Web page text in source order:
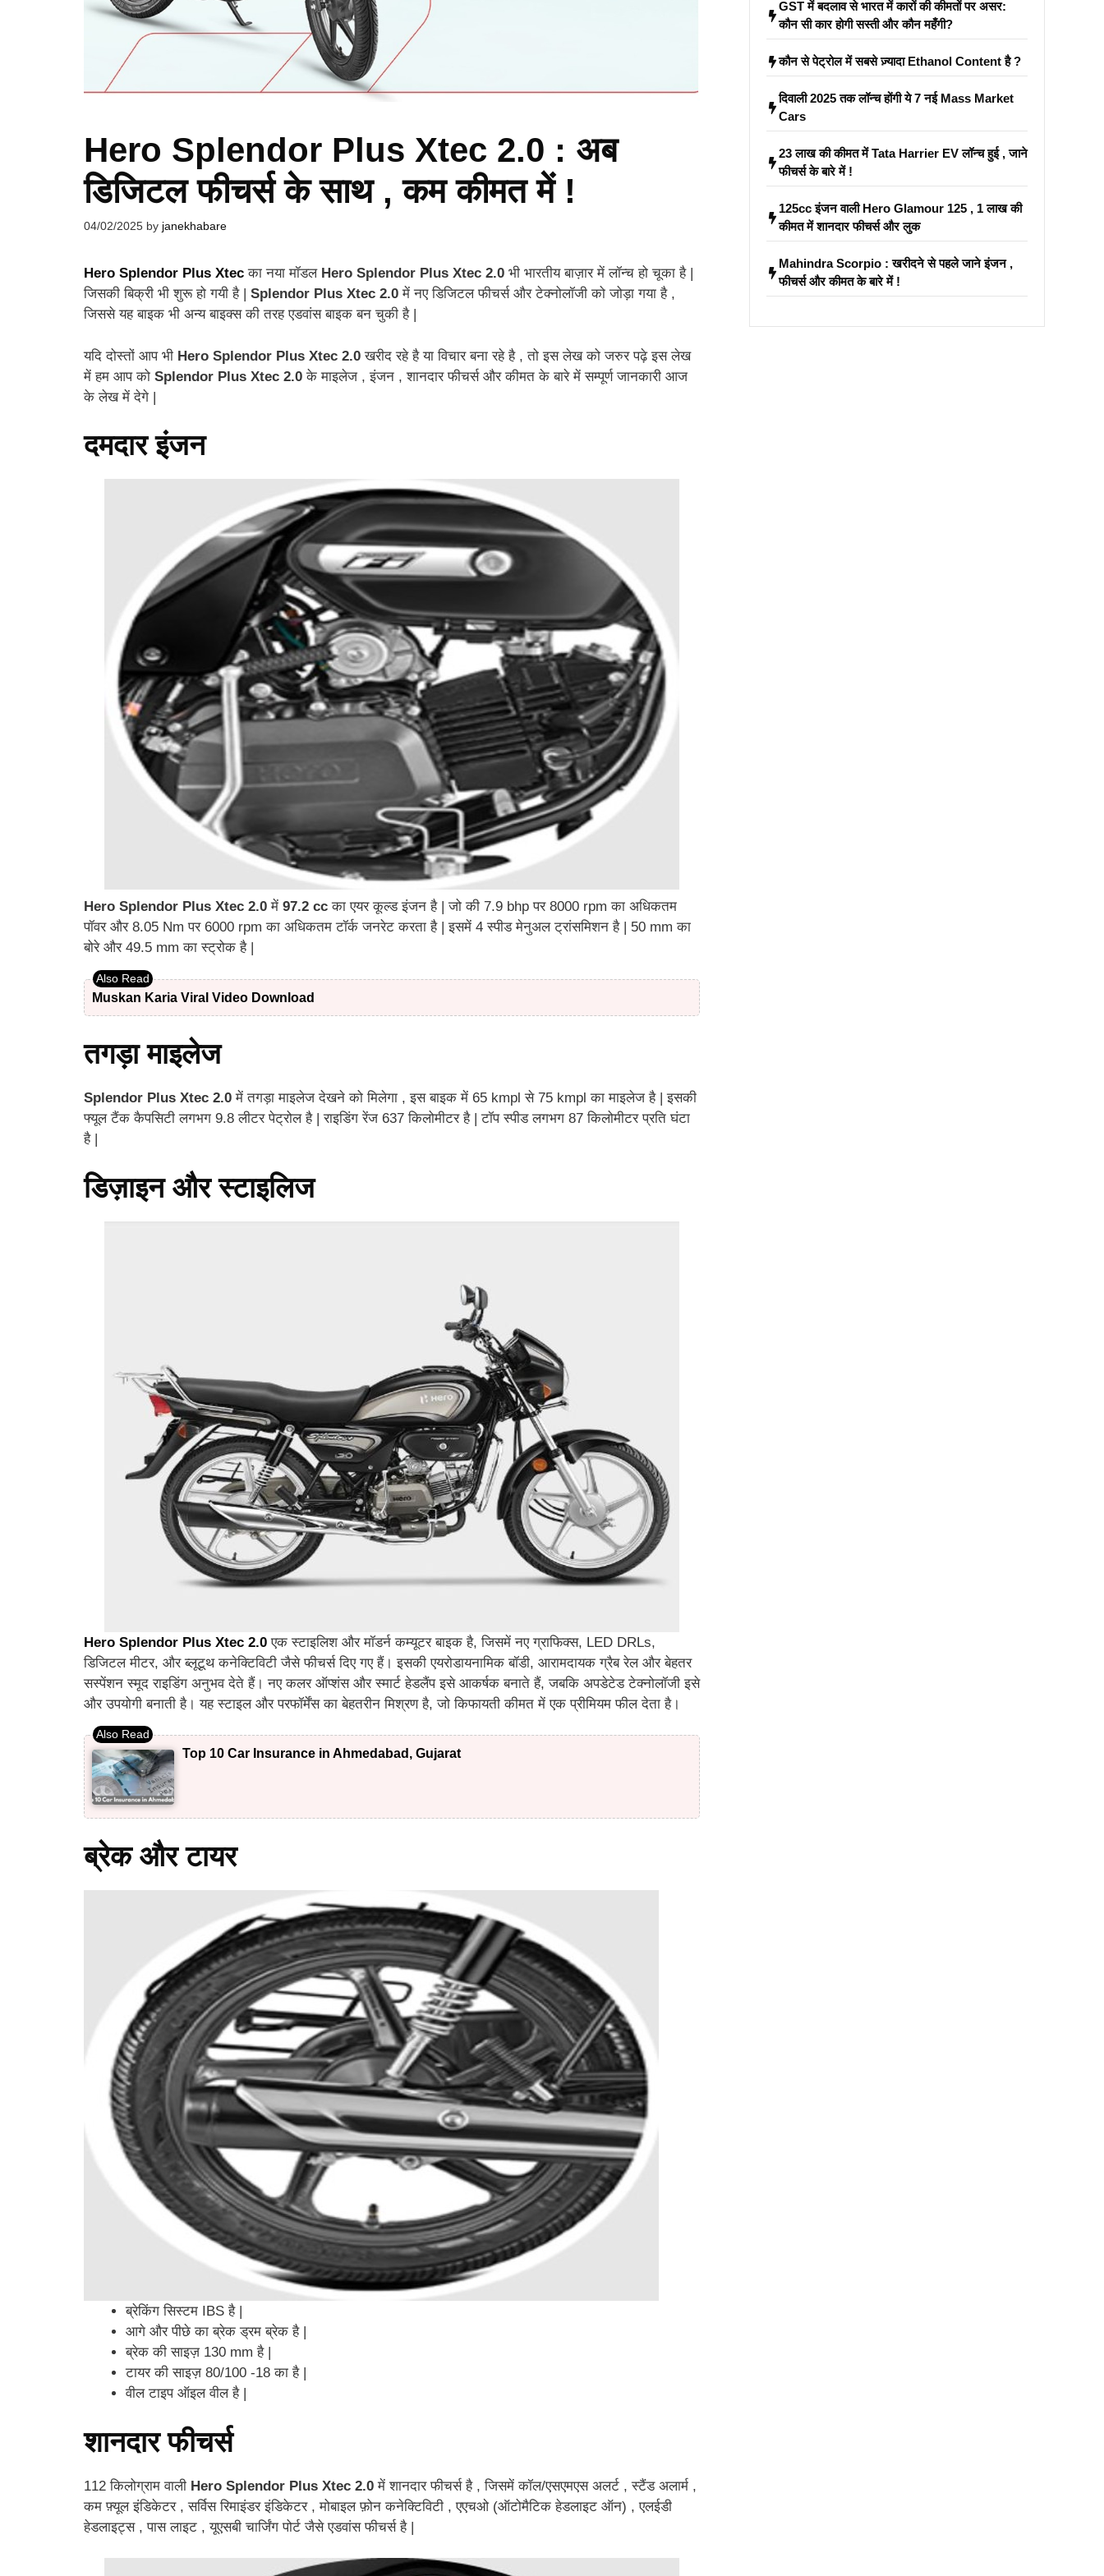
Hero Splendor Plus Xtec 2.0 : अब
डिजिटल फीचर्स के साथ , कम कीमत में !
04/02/2025 by janekhabare
Hero Splendor Plus Xtec का नया मॉडल Hero Splendor Plus Xtec 2.0 भी भारतीय बाज़ार में लॉन्च हो चूका है |
जिसकी बिक्री भी शुरू हो गयी है | Splendor Plus Xtec 2.0 में नए डिजिटल फीचर्स और टेक्नोलॉजी को जोड़ा गया है ,
जिससे यह बाइक भी अन्य बाइक्स की तरह एडवांस बाइक बन चुकी है |
यदि दोस्तों आप भी Hero Splendor Plus Xtec 2.0 खरीद रहे है या विचार बना रहे है , तो इस लेख को जरुर पढ़े इस लेख
में हम आप को Splendor Plus Xtec 2.0 के माइलेज , इंजन , शानदार फीचर्स और कीमत के बारे में सम्पूर्ण जानकारी आज
के लेख में देगे |
दमदार इंजन
Hero Splendor Plus Xtec 2.0 में 97.2 ccका एयर कूल्ड इंजन है | जो की 7.9 bhp पर 8000 rpm का अधिकतम
पॉवर और 8.05 Nm पर 6000 rpm का अधिकतम टॉर्क जनरेट करता है | इसमें 4 स्पीड मेनुअल ट्रांसमिशन है | 50 mm का
बोरे और 49.5 mm का स्ट्रोक है |
Muskan Karia Viral Video Download
तगड़ा माइलेज
Splendor Plus Xtec 2.0 में तगड़ा माइलेज देखने को मिलेगा , इस बाइक में 65 kmpl से 75 kmpl का माइलेज है | इसकी
फ्यूल टैंक कैपसिटी लगभग 9.8 लीटर पेट्रोल है | राइडिंग रेंज 637 किलोमीटर है | टॉप स्पीड लगभग 87 किलोमीटर प्रति घंटा
है |
डिज़ाइन और स्टाइलिज
Hero Splendor Plus Xtec 2.0 एक स्टाइलिश और मॉडर्न कम्यूटर बाइक है, जिसमें नए ग्राफिक्स, LED DRLs,
डिजिटल मीटर, और ब्लूटूथ कनेक्टिविटी जैसे फीचर्स दिए गए हैं। इसकी एयरोडायनामिक बॉडी, आरामदायक ग्रैब रेल और बेहतर
सस्पेंशन स्मूद राइडिंग अनुभव देते हैं। नए कलर ऑप्शंस और स्मार्ट हेडलैंप इसे आकर्षक बनाते हैं, जबकि अपडेटेड टेक्नोलॉजी इसे
और उपयोगी बनाती है। यह स्टाइल और परफॉर्मेंस का बेहतरीन मिश्रण है, जो किफायती कीमत में एक प्रीमियम फील देता है।
Top 10 Car Insurance in Ahmedabad, Gujarat
ब्रेक और टायर
ब्रेकिंग सिस्टम IBS है |
आगे और पीछे का ब्रेक ड्रम ब्रेक है |
ब्रेक की साइज़ 130 mm है |
टायर की साइज़ 80/100 -18 का है |
वील टाइप ऑइल वील है |
शानदार फीचर्स
112 किलोग्राम वाली Hero Splendor Plus Xtec 2.0 में शानदार फीचर्स है , जिसमें कॉल/एसएमएस अलर्ट , स्टैंड अलार्म ,
कम फ़्यूल इंडिकेटर , सर्विस रिमाइंडर इंडिकेटर , मोबाइल फ़ोन कनेक्टिविटी , एएचओ (ऑटोमैटिक हेडलाइट ऑन) , एलईडी
हेडलाइट्स , पास लाइट , यूएसबी चार्जिंग पोर्ट जैसे एडवांस फीचर्स है |
GST में बदलाव से भारत में कारों की कीमतों पर असर:
कौन सी कार होगी सस्ती और कौन महँगी?
कौन से पेट्रोल में सबसे ज़्यादा Ethanol Content है ?
दिवाली 2025 तक लॉन्च होंगी ये 7 नई Mass Market
Cars
23 लाख की कीमत में Tata Harrier EV लॉन्च हुई , जाने
फीचर्स के बारे में !
125cc इंजन वाली Hero Glamour 125 , 1 लाख की
कीमत में शानदार फीचर्स और लुक
Mahindra Scorpio : खरीदने से पहले जाने इंजन ,
फीचर्स और कीमत के बारे में !